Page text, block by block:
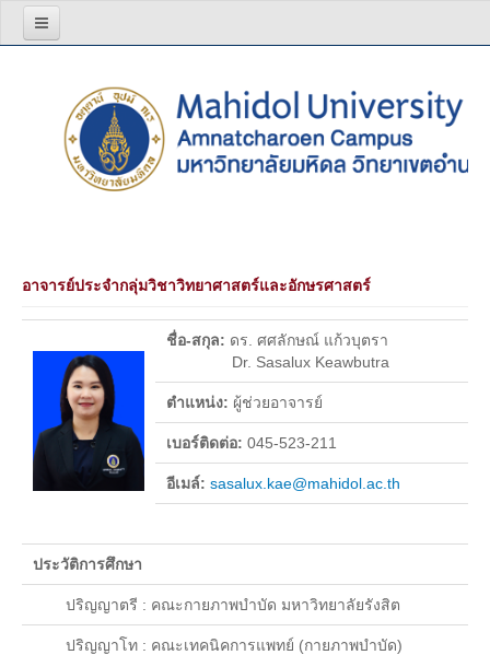
เกี่ยวกับเรา
โครงสร้างองค์กร
สีประจำมหาวิทยาลัย
อาจารย์
บุคลากรสายสนับสนุน
รายงานประจำปี
รายงานประจำปี 2558
รายงานประจำปี 2559
หลักสูตร
อาจารย์ประจำกลุ่มวิชาวิทยาศาสตร์และอักษรศาสตร์
ชื่อ-สกุล: ดร. ศศลักษณ์ แก้วบุตรา
Dr. Sasalux Keawbutra
ตำแหน่ง: ผู้ช่วยอาจารย์
เบอร์ติดต่อ: 045-523-211
อีเมล์: sasalux.kae@mahidol.ac.th
ประวัติการศึกษา
ปริญญาตรี : คณะกายภาพบำบัด มหาวิทยาลัยรังสิต
ปริญญาโท : คณะเทคนิคการแพทย์ (กายภาพบำบัด)